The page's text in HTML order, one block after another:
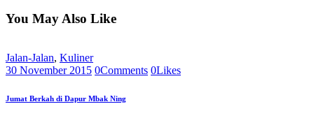
You May Also Like
Jalan-Jalan, Kuliner
30 November 2015 0Comments 0Likes
Jumat Berkah di Dapur Mbak Ning